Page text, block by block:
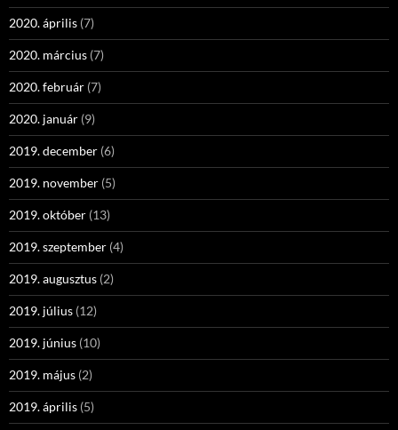
2020. április (7)
2020. március (7)
2020. február (7)
2020. január (9)
2019. december (6)
2019. november (5)
2019. október (13)
2019. szeptember (4)
2019. augusztus (2)
2019. július (12)
2019. június (10)
2019. május (2)
2019. április (5)